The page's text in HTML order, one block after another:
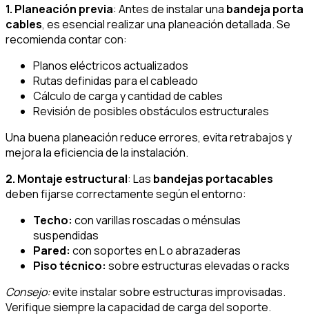
1. Planeación previa: Antes de instalar una bandeja porta
cables, es esencial realizar una planeación detallada. Se
recomienda contar con:
Planos eléctricos actualizados
Rutas definidas para el cableado
Cálculo de carga y cantidad de cables
Revisión de posibles obstáculos estructurales
Una buena planeación reduce errores, evita retrabajos y
mejora la eficiencia de la instalación.
2. Montaje estructural: Las bandejas portacables
deben fijarse correctamente según el entorno:
Techo: con varillas roscadas o ménsulas
suspendidas
Pared: con soportes en L o abrazaderas
Piso técnico: sobre estructuras elevadas o racks
Consejo:evite instalar sobre estructuras improvisadas.
Verifique siempre la capacidad de carga del soporte.